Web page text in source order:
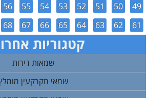
49
50
51
52
53
54
55
56
61
62
63
64
65
66
67
68
קטגוריות
שמאות דירות
שמאי מקרקעין